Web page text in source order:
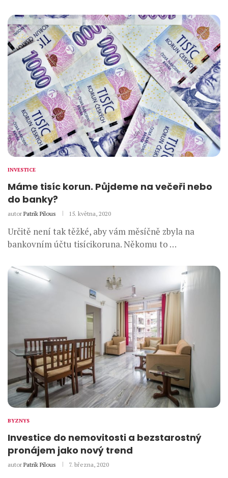
INVESTICE
Máme tisíc korun. Půjdeme na večeři nebo
do banky?
autor Patrik Pilous 15. května, 2020
Určitě není tak těžké, aby vám měsíčně zbyla na
bankovním účtu tisícikoruna. Někomu to …
BYZNYS
Investice do nemovitosti a bezstarostný
pronájem jako nový trend
autor Patrik Pilous 7. března, 2020